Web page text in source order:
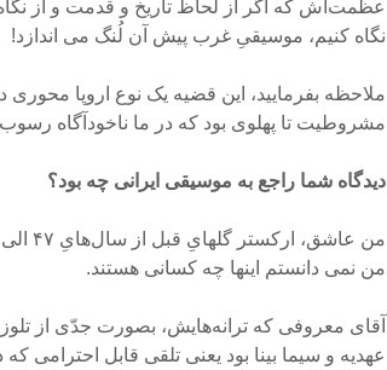
عظمت‌اش که اگر از لحاظ تاریخ و قدمت و از
نگاه کنیم، موسیقیِ غرب پیش آن لُنگ می‌ اندازد!
ملاحظه بفرمایید، این قضیه یک نوع اروپا محوری
مشروطیت تا پهلوی بود که در ما ناخودآگاه
دیدگاه شما راجع به موسیقی ایرانی چه بود؟
من نمی دانستم این­ها چه کسانی هستند.
آقای معروفی که ترانه‌­هایش، بصورت جدّی از
عهدیه و سیما بینا بود یعنی تلقی قابل احترامی